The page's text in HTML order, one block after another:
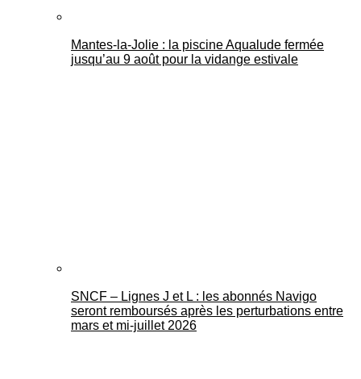
Mantes-la-Jolie : la piscine Aqualude fermée
jusqu’au 9 août pour la vidange estivale
SNCF – Lignes J et L : les abonnés Navigo
seront remboursés après les perturbations entre
mars et mi-juillet 2026